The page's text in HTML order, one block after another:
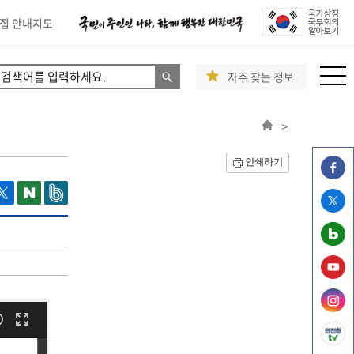
안내지도
자주 찾는 정보
>
인쇄하기